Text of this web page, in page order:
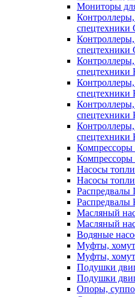
Мониторы
спецтехники
спецтехники
спецтехники
спецтехники
спецтехники
спецтехники
Компрессоры
Компрессоры
Насосы
Насосы
Распредвалы
Распредвалы
Масляный
Масляный
Водяные
Муфты,
Муфты,
Подушки
Подушки
Опоры,